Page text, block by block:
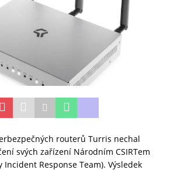
routerů Turris nechal
svých zařízení Národním CSIRTem
Incident Response Team). Výsledek